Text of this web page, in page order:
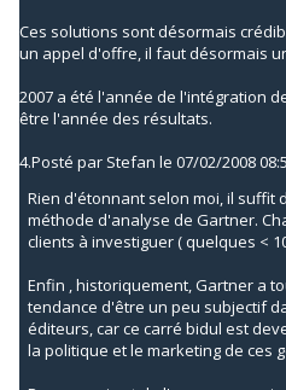
Ces solutions sont désormais
un appel d'offre, il faut désormais
2007 a été l'année de l'intégration
être l'année des résultats.
4.Posté par Stefan le 07/02/2008
Rien d'étonnant selon moi, il suffit
méthode d'analyse de Gartner.
clients à investiguer ( quelques <
Enfin , historiquement, Gartner a
tendance d'être un peu subjectif
éditeurs, car ce carré bidul est
la politique et le marketing de ces